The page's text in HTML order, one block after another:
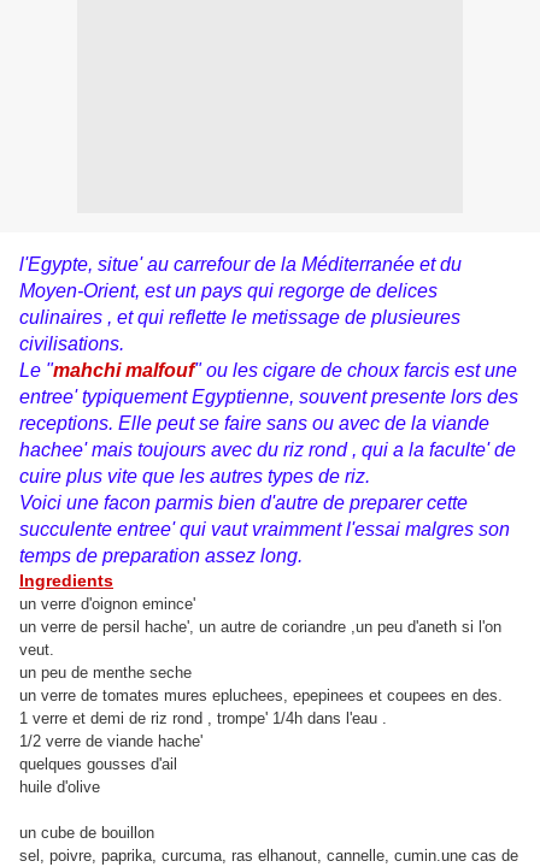
l'Egypte, situe' au carrefour de la Méditerranée et du
Moyen-Orient, est un pays qui regorge de delices
culinaires , et qui reflette le metissage de plusieures
civilisations.
Le "mahchi malfouf" ou les cigare de choux farcis est une
entree' typiquement Egyptienne, souvent presente lors des
receptions. Elle peut se faire sans ou avec de la viande
hachee' mais toujours avec du riz rond , qui a la faculte' de
cuire plus vite que les autres types de riz.
Voici une facon parmis bien d'autre de preparer cette
succulente entree' qui vaut vraimment l'essai malgres son
temps de preparation assez long.
Ingredients
un verre d'oignon emince'
un verre de persil hache', un autre de coriandre ,un peu d'aneth si l'on
veut.
un peu de menthe seche
un verre de tomates mures epluchees, epepinees et coupees en des.
1 verre et demi de riz rond , trompe' 1/4h dans l'eau .
1/2 verre de viande hache'
quelques gousses d'ail
huile d'olive
un cube de bouillon
sel, poivre, paprika, curcuma, ras elhanout, cannelle, cumin.une cas de